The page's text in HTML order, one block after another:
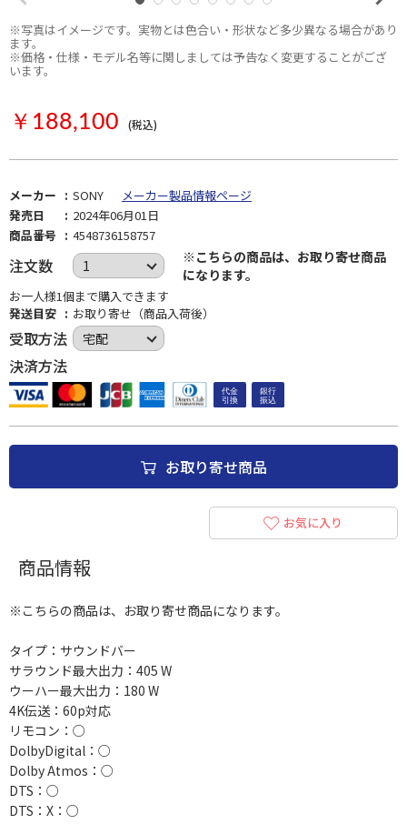
※写真はイメージです。実物とは色合い・形状など多少異なる場合があり
ます。
※価格・仕様・モデル名等に関しましては予告なく変更することがござ
います。
￥188,100 (税込)
メーカー SONY
メーカー製品情報ページ
発売日
2024年06月01日
商品番号
4548736158757
注文数
※こちらの商品は、お取り寄せ商品
になります。
お一人様1個まで購入できます
発送目安
お取り寄せ（商品入荷後）
受取方法
決済方法
お取り寄せ商品
お気に入り
商品情報
※こちらの商品は、お取り寄せ商品になります。
タイプ：サウンドバー
サラウンド最大出力：405 W
ウーハー最大出力：180 W
4K伝送：60p対応
リモコン：○
DolbyDigital：○
Dolby Atmos：○
DTS：○
DTS：X：○